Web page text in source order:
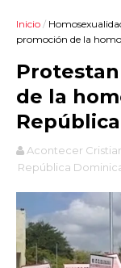
Inicio /
promoción de la
de la
Acontecer
República